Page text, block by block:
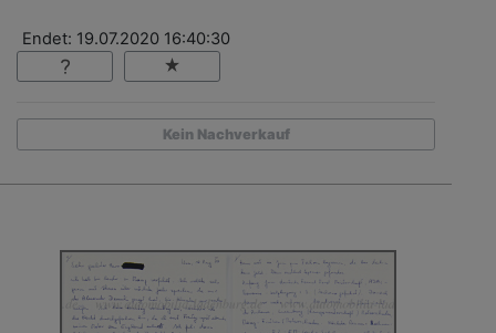
Endet: 19.07.2020 16:40:30
Kein Nachverkauf